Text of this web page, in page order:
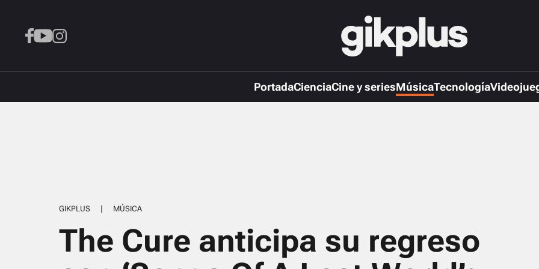
PortadaCienciaCine y seriesMúsicaTecnología
GIKPLUS | MÚSICA
The Cure anticipa su regreso